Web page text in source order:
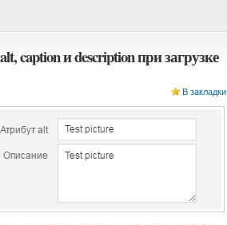
caption и description при загрузке
В закладки